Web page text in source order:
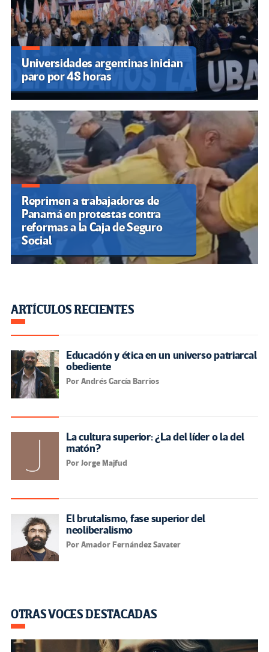
Universidades argentinas inician
paro por 48 horas
Reprimen a trabajadores de
Panamá en protestas contra
reformas a la Caja de Seguro
Social
ARTÍCULOS RECIENTES
Educación y ética en un universo patriarcal
obediente
Por Andrés García Barrios
La cultura superior: ¿La del líder o la del
matón?
Por Jorge Majfud
El brutalismo, fase superior del
neoliberalismo
Por Amador Fernández Savater
OTRAS VOCES DESTACADAS